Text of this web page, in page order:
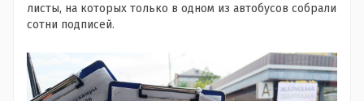
листы, на которых только в одном из автобусов собрали
сотни подписей.